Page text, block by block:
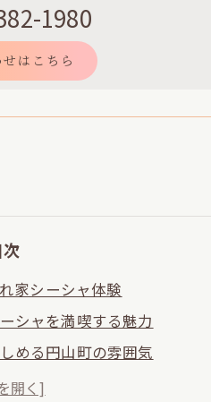
1980
はこちら
次
家シーシャ体験
シャを満喫する魅力
める円山町の雰囲気
シーシャ空間の選び方